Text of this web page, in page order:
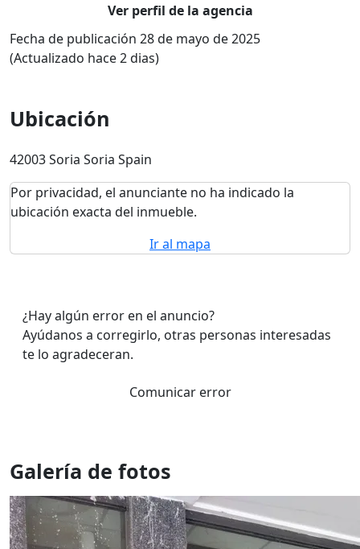
Ver perfil de la agencia
Fecha de publicación 28 de mayo de 2025
(Actualizado hace 2 dias)
Ubicación
42003 Soria Soria Spain
Por privacidad, el anunciante no ha indicado la
ubicación exacta del inmueble.
Ir al mapa
¿Hay algún error en el anuncio?
Ayúdanos a corregirlo, otras personas interesadas
te lo agradeceran.
Comunicar error
Galería de fotos